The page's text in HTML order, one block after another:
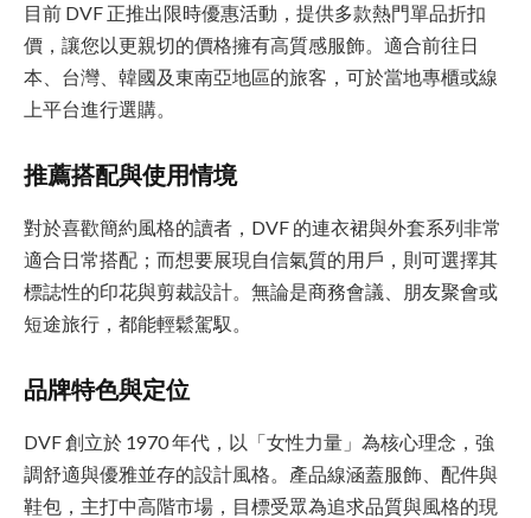
目前 DVF 正推出限時優惠活動，提供多款熱門單品折扣
價，讓您以更親切的價格擁有高質感服飾。適合前往日
本、台灣、韓國及東南亞地區的旅客，可於當地專櫃或線
上平台進行選購。
推薦搭配與使用情境
對於喜歡簡約風格的讀者，DVF 的連衣裙與外套系列非常
適合日常搭配；而想要展現自信氣質的用戶，則可選擇其
標誌性的印花與剪裁設計。無論是商務會議、朋友聚會或
短途旅行，都能輕鬆駕馭。
品牌特色與定位
DVF 創立於 1970 年代，以「女性力量」為核心理念，強
調舒適與優雅並存的設計風格。產品線涵蓋服飾、配件與
鞋包，主打中高階市場，目標受眾為追求品質與風格的現